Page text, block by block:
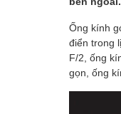
Ống kính
điển trong
F/2, ống
gọn, ống